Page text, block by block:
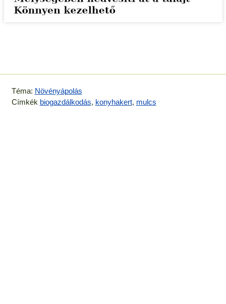
Téma: Növényápolás
Címkék biogazdálkodás, konyhakert, mulcs